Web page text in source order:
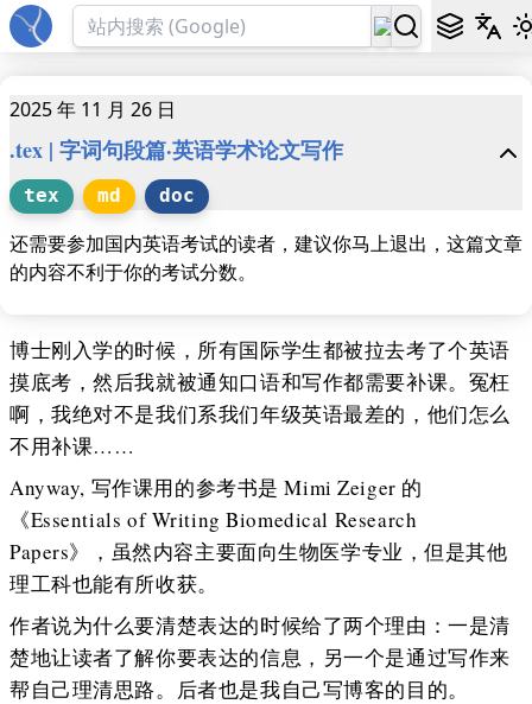
2025 年 11 月 26 日
.tex | 字词句段篇·英语学术论文写作
tex md doc
还需要参加国内英语考试的读者，建议你马上退出，这篇文章
的内容不利于你的考试分数。
博士刚入学的时候，所有国际学生都被拉去考了个英语
摸底考，然后我就被通知口语和写作都需要补课。冤枉
啊，我绝对不是我们系我们年级英语最差的，他们怎么
不用补课……
Anyway, 写作课用的参考书是 Mimi Zeiger 的
《Essentials of Writing Biomedical Research
Papers》，虽然内容主要面向生物医学专业，但是其他
理工科也能有所收获。
作者说为什么要清楚表达的时候给了两个理由：一是清
楚地让读者了解你要表达的信息，另一个是通过写作来
帮自己理清思路。后者也是我自己写博客的目的。